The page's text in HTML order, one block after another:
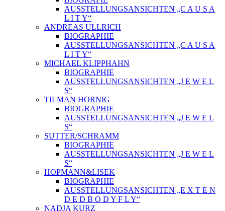
AUSSTELLUNGSANSICHTEN „C A U S A
L I T Y“
ANDREAS ULLRICH
BIOGRAPHIE
AUSSTELLUNGSANSICHTEN „C A U S A
L I T Y“
MICHAEL KLIPPHAHN
BIOGRAPHIE
AUSSTELLUNGSANSICHTEN „J E W E L
S“
TILMAN HORNIG
BIOGRAPHIE
AUSSTELLUNGSANSICHTEN „J E W E L
S“
SUTTER/SCHRAMM
BIOGRAPHIE
AUSSTELLUNGSANSICHTEN „J E W E L
S“
HOPMANN&LISEK
BIOGRAPHIE
AUSSTELLUNGSANSICHTEN „E X T E N
D E D B O D Y F L Y“
NADJA KURZ